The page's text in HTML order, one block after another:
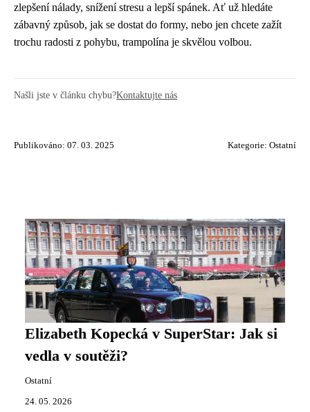
zlepšení nálady, snížení stresu a lepší spánek. Ať už hledáte
zábavný způsob, jak se dostat do formy, nebo jen chcete zažít
trochu radosti z pohybu, trampolína je skvělou volbou.
Našli jste v článku chybu?Kontaktujte nás
Publikováno: 07. 03. 2025 Kategorie: Ostatní
Elizabeth Kopecká v SuperStar: Jak si
vedla v soutěži?
Ostatní
24. 05. 2026